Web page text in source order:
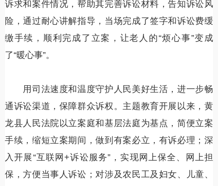
诉求和案件情况，帮助其完善诉讼材料，告知诉讼风
险，通过耐心讲解指导，当场完成了签字和诉讼费缓
缴手续，顺利完成了立案，让老人的“烦心事”变成
了“暖心事”。
用司法速度和温度守护人民美好生活，进一步畅
通诉讼渠道，保障群众诉权。主题教育开展以来，黄
龙县人民法院以立案庭和基层法庭为基点，简便立案
手续，缩短立案期间，做到有案必立，有诉必理；深
入开展“互联网+诉讼服务”，实现网上保全、网上担
保，方便当事人诉讼；对涉及农民工及妇女、儿童、